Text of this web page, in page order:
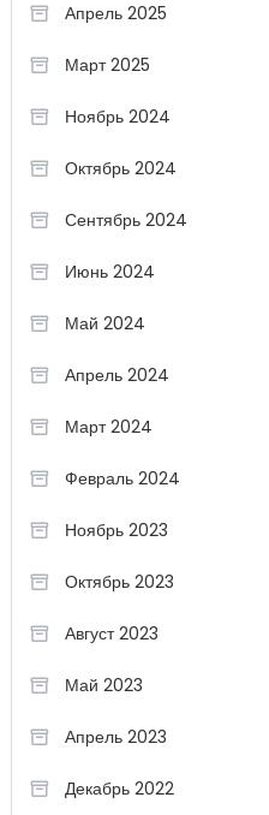
Апрель 2025
Март 2025
Ноябрь 2024
Октябрь 2024
Сентябрь 2024
Июнь 2024
Май 2024
Апрель 2024
Март 2024
Февраль 2024
Ноябрь 2023
Октябрь 2023
Август 2023
Май 2023
Апрель 2023
Декабрь 2022